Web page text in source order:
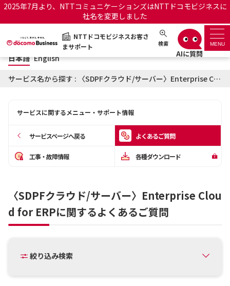
2025年7月より、NTTコミュニケーションズはNTTドコモビジネスに
社名を変更しました
NTTドコモビジネスお客さ
まサポート
検索 MENU
NTTドコモビジネスお客さまサポート 日本語 English
サポートトップ
お知らせ サポートサイトの使い方
オフィシャルサイト
日本語 English
サービス名から探す : 〈SDPFクラウド/サーバー〉Enterprise Cloud for ERPに関するよくあるご質問
サービスに関するメニュー・サポート情報
サービスページへ戻る よくあるご質問
工事・故障情報 各種ダウンロード
〈SDPFクラウド/サーバー〉Enterprise Clou
d for ERPに関するよくあるご質問
絞り込み検索